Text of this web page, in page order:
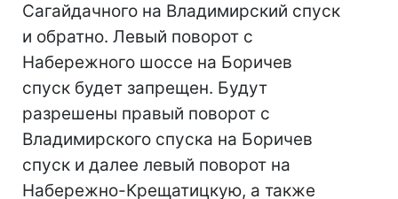
Сагайдачного на Владимирский спуск
и обратно. Левый поворот с
Набережного шоссе на Боричев
спуск будет запрещен. Будут
разрешены правый поворот с
Владимирского спуска на Боричев
спуск и далее левый поворот на
Набережно-Крещатицкую, а также